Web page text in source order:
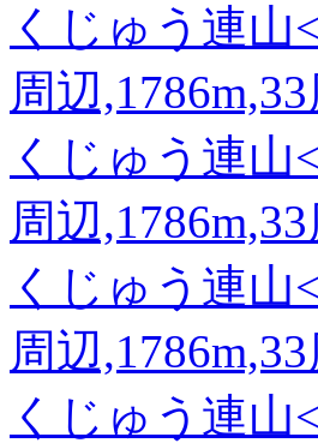
くじゅう連山
周辺
くじゅう連山
周辺
くじゅう連山
周辺
くじゅう連山